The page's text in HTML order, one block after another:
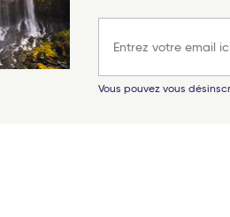
Vous pouvez vous